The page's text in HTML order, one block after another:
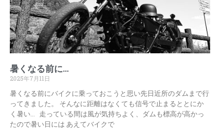
暑くなる前に…
2025年7月11日
暑くなる前にバイクに乗っておこうと思い先日近所のダムまで行
ってきました。 そんなに距離はなくても信号で止まるととにか
く暑い… 走っている間は風が気持ちよく、ダムも標高が高かっ
たので暑い日には あえてバイクで